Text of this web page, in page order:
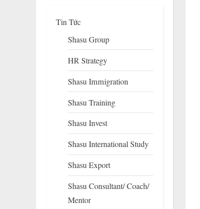
Tin Tức
Shasu Group
HR Strategy
Shasu Immigration
Shasu Training
Shasu Invest
Shasu International Study
Shasu Export
Shasu Consultant/ Coach/
Mentor